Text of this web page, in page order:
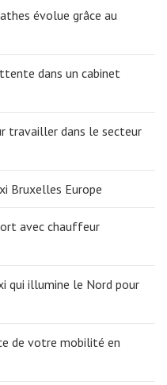
évolue grâce au
dans un cabinet
travailler dans le secteur
Bruxelles Europe
avec chauffeur
qui illumine le Nord pour
de votre mobilité en